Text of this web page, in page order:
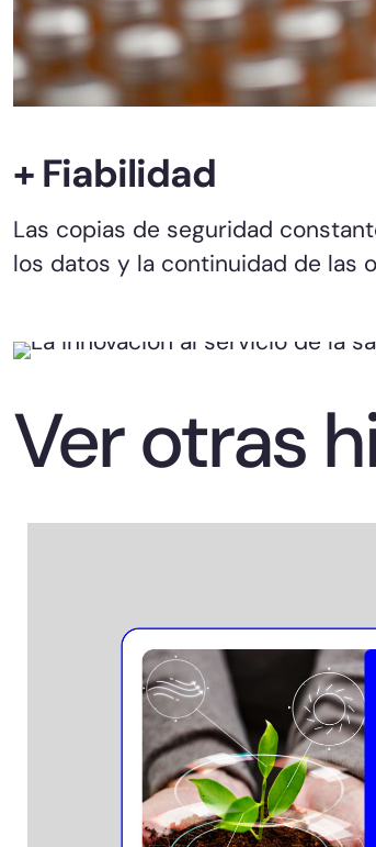
+ Fiabilidad
Las copias de seguridad
los datos y la continuidad de las
Ver otras